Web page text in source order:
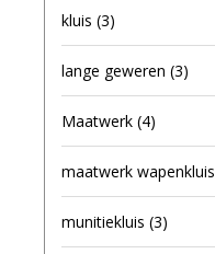
kluis (3)
lange geweren (3)
Maatwerk (4)
maatwerk wapenkluis
munitiekluis (3)